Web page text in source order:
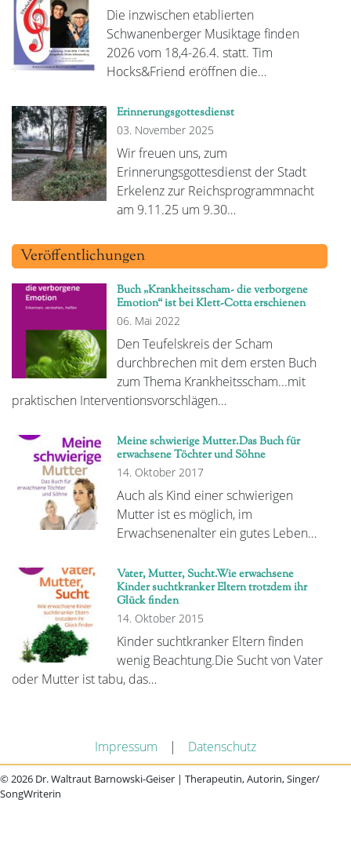
Die inzwischen etablierten
Schwanenberger Musiktage finden
2026 vom 18,4-26.4. statt. Tim
Hocks&Friend eröffnen die…
Erinnerungsgottesdienst
03. November 2025
Wir freuen uns, zum
Erinnerungsgottesdienst der Stadt
Erkelenz zur Reichsprogrammnacht
am 9.11.25 um 9.30…
Veröffentlichungen
Buch „Krankheitsscham- die verborgene
Emotion“ ist bei Klett-Cotta erschienen
06. Mai 2022
Den Teufelskreis der Scham
durchbrechen mit dem ersten Buch
zum Thema Krankheitsscham...mit
praktischen Interventionsvorschlägen…
Meine schwierige Mutter.Das Buch für
erwachsene Töchter und Söhne
14. Oktober 2017
Auch als Kind einer schwierigen
Mutter ist es möglich, im
Erwachsenenalter ein gutes Leben…
Vater, Mutter, Sucht.Wie erwachsene
Kinder suchtkranker Eltern trotzdem ihr
Glück finden
14. Oktober 2015
Kinder suchtkranker Eltern finden
wenig Beachtung.Die Sucht von Vater
oder Mutter ist tabu, das…
Impressum | Datenschutz
© 2026 Dr. Waltraut Barnowski-Geiser | Therapeutin, Autorin, Singer/
SongWriterin